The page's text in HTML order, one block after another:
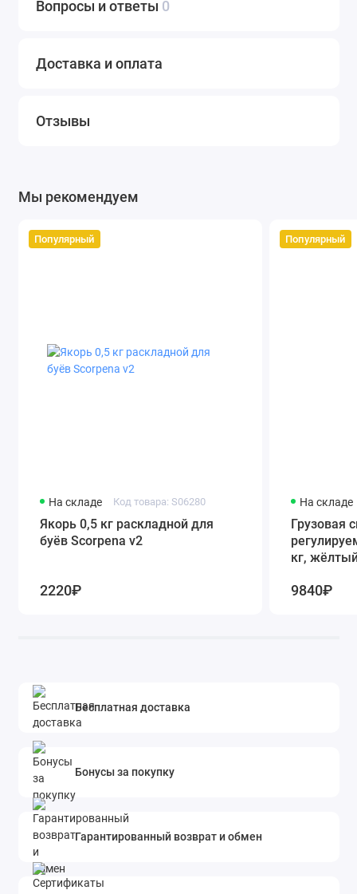
ценам. Высокое качество. Доставка по России.
Вопросы и ответы 0
Доставка и оплата
Отзывы
Мы рекомендуем
Популярный
На складе Код товара: S06280
Якорь 0,5 кг раскладной для
буёв Scorpena v2
2220₽
Популярный
На складе
Грузовая
кг,
9840₽
Бесплатная доставка
Бонусы за покупку
Гарантированный возврат и обмен